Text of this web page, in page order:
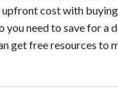
cost with
you need to save for a
get free resources to